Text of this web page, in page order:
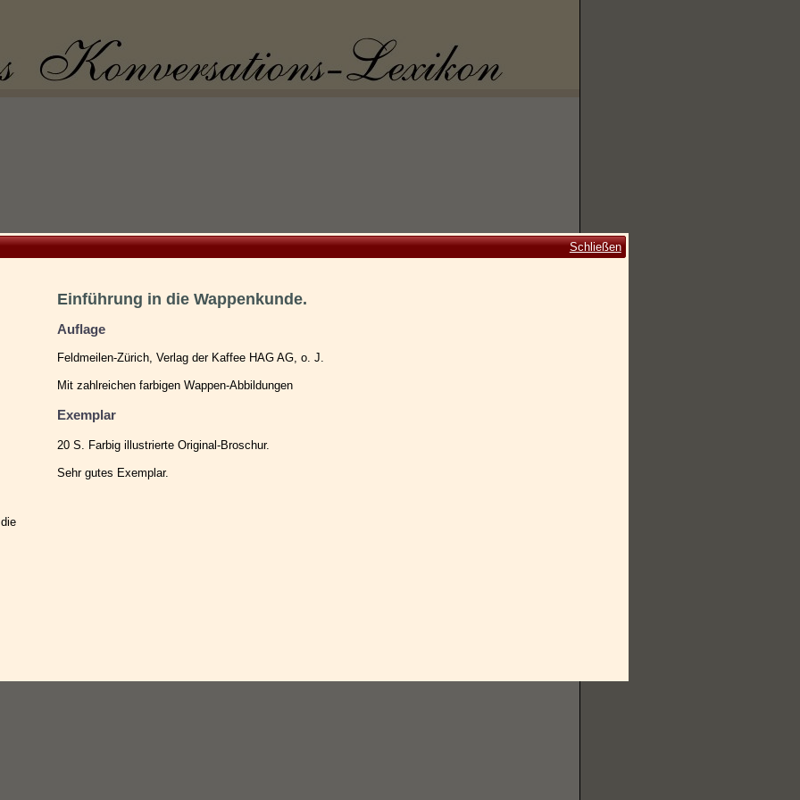
Schließen
Einführung in die Wappenkunde.
Auflage
Feldmeilen-Zürich, Verlag der Kaffee HAG AG, o. J.
Mit zahlreichen farbigen Wappen-Abbildungen
Exemplar
20 S. Farbig illustrierte Original-Broschur.
Sehr gutes Exemplar.